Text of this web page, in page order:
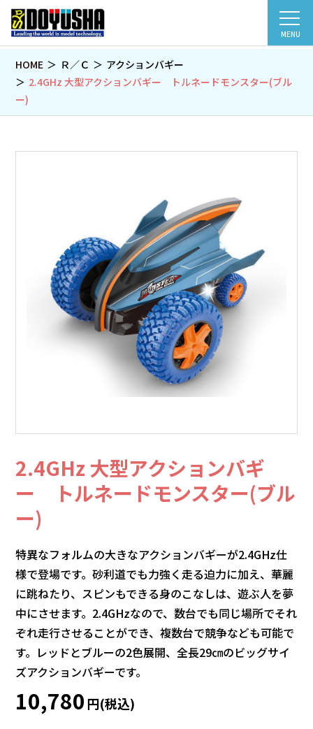
MENU
HOME Ｒ／Ｃ
アクションバギー
2.4GHz 大型アクションバギー トルネードモンスター(ブル
ー)
2.4GHz 大型アクションバギ
ー トルネードモンスター(ブル
ー)
特異なフォルムの大きなアクションバギーが2.4GHz仕
様で登場です。砂利道でも力強く走る迫力に加え、華麗
に跳ねたり、スピンもできる身のこなしは、遊ぶ人を夢
中にさせます。2.4GHzなので、数台でも同じ場所でそれ
ぞれ走行させることができ、複数台で競争なども可能で
す。レッドとブルーの2色展開、全長29㎝のビッグサイ
ズアクションバギーです。
10,780円(税込)